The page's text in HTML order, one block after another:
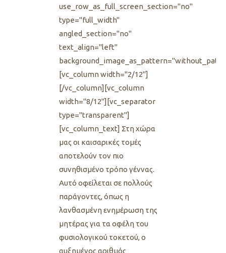
use_row_as_full_screen_section="no"
type="full_width"
angled_section="no"
text_align="left"
[vc_column width="2/12"]
[/vc_column][vc_column
width="8/12"][vc_separator
type="transparent"]
[vc_column_text] Στη χώρα
μας οι καισαρικές τομές
αποτελούν τον πιο
συνηθισμένο τρόπο γέννας.
Αυτό οφείλεται σε πολλούς
παράγοντες, όπως η
λανθασμένη ενημέρωση της
μητέρας για τα οφέλη του
φυσιολογικού τοκετού, ο
αυξημένος αριθμός